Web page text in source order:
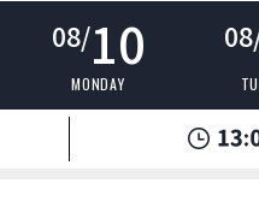
08/10
MONDAY